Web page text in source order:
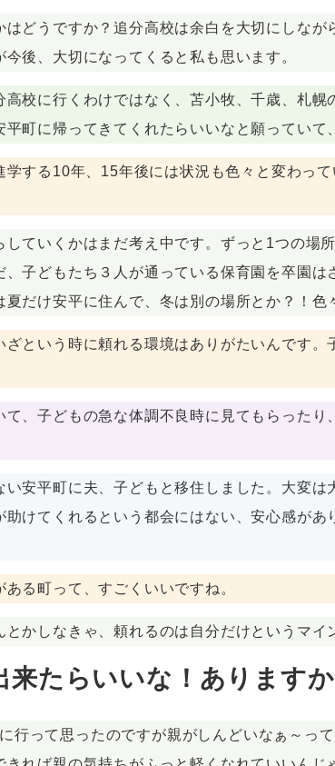
どうですか？追分高校は余白を大切にしな
後、大切になってくると私も思います。
高校に行くわけではなく、苫小牧、千歳、札
平町に帰ってきてくれたらいいなと願ってい
学する10年、15年後には状況も色々と変わっ
していくかはまだ考え中です。ずっと1つの場
子どもたち３人が通っている保育園を卒園
だけ安平に住んで、冬は別の場所とか？！色
という時に頼れる環境はありがたいんです
、子どもの急な体調不良時に見てもらった
い安平町に夫、子どもと移住しました。大変
けてくれるという都会にはない、安心感があ
る町って、すごくいいですね。
かしなきゃ、頼れるのは自分だけというマイ
たらいいな！ありますか
って思ったのですが親がしんどいなぁ～っ